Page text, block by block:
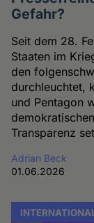
Gefahr?
Seit dem 28.
Staaten im
den
durchleuchtet,
und Pentagon
Transparenz
Adrian Beck
01.06.2026